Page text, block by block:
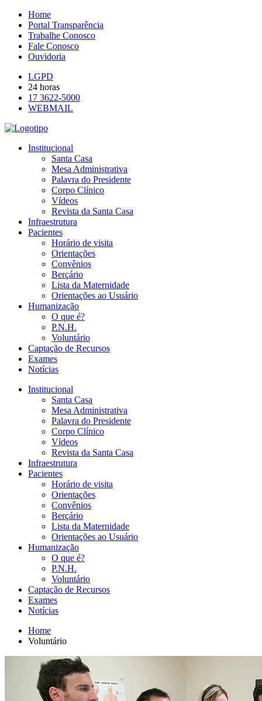
Home
Portal Transparência
Trabalhe Conosco
Fale Conosco
Ouvidoria
LGPD
24 horas
17 3622-5000
WEBMAIL
Institucional
Santa Casa
Mesa Administrativa
Palavra do Presidente
Corpo Clínico
Vídeos
Revista da Santa Casa
Infraestrutura
Pacientes
Horário de visita
Orientações
Convênios
Berçário
Lista da Maternidade
Orientações ao Usuário
Humanização
O que é?
P.N.H.
Voluntário
Captação de Recursos
Exames
Notícias
Institucional
Santa Casa
Mesa Administrativa
Palavra do Presidente
Corpo Clínico
Vídeos
Revista da Santa Casa
Infraestrutura
Pacientes
Horário de visita
Orientações
Convênios
Berçário
Lista da Maternidade
Orientações ao Usuário
Humanização
O que é?
P.N.H.
Voluntário
Captação de Recursos
Exames
Notícias
Home
Voluntário